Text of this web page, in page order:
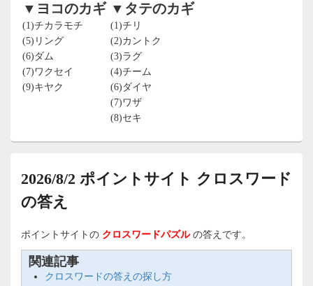
▼ヨコのカギ
(1)チカラモチ
(5)リング
(6)ダム
(7)ワクセイ
(9)キヤク
▼タテのカギ
(1)チリ
(2)カントク
(3)ラグ
(4)チーム
(6)ダイヤ
(7)ワザ
(8)セキ
2026/8/2 ポイントサイト クロスワード
の答え
ポイントサイトの クロスワードパズルの答えです。
関連記事
クロスワードの答えの探し方